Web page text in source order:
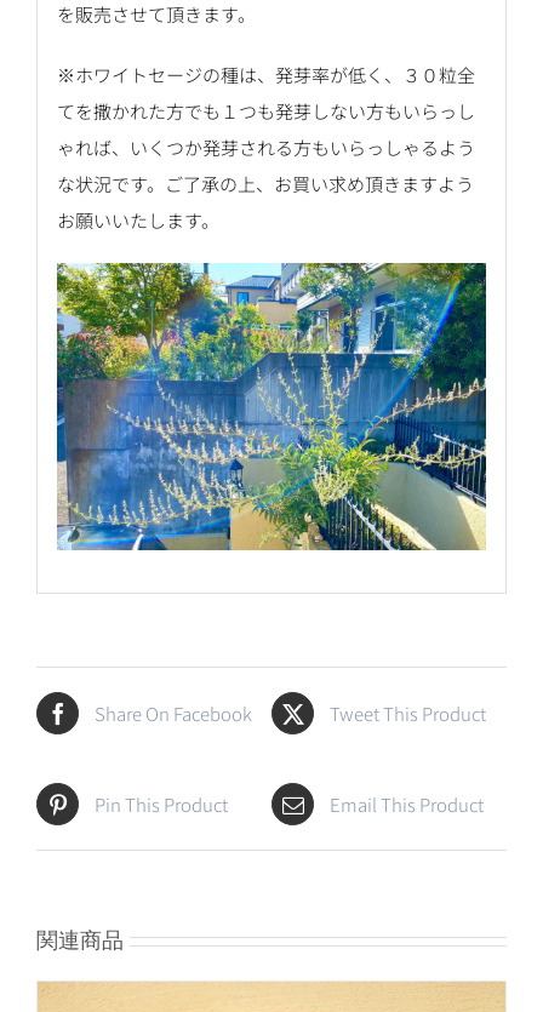
を販売させて頂きます。
※ホワイトセージの種は、発芽率が低く、３０粒全
てを撒かれた方でも１つも発芽しない方もいらっし
ゃれば、いくつか発芽される方もいらっしゃるよう
な状況です。ご了承の上、お買い求め頂きますよう
お願いいたします。
Share On Facebook Tweet This Product
Pin This Product Email This Product
関連商品